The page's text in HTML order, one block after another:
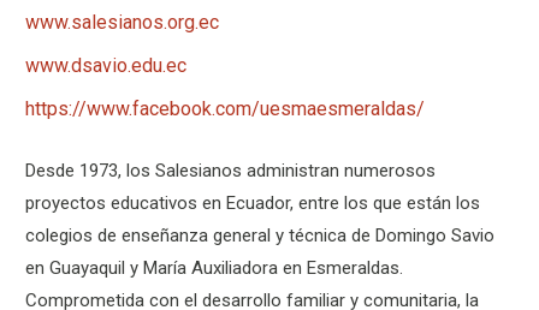
www.salesianos.org.ec
www.dsavio.edu.ec
https://www.facebook.com/uesmaesmeraldas/
Desde 1973, los Salesianos administran numerosos
proyectos educativos en Ecuador, entre los que están los
colegios de enseñanza general y técnica de Domingo Savio
en Guayaquil y María Auxiliadora en Esmeraldas.
Comprometida con el desarrollo familiar y comunitaria, la